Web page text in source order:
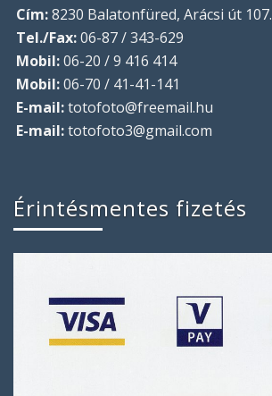
Cím:8230 Balatonfüred, Arácsi út 107.
Tel./Fax:06-87 / 343-629
Mobil:06-20 / 9 416 414
Mobil:06-70 / 41-41-141
E-mail:totofoto@freemail.hu
E-mail:totofoto3@gmail.com
Érintésmentes fizetés